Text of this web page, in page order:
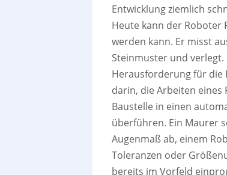
Entwicklung ziemlich
Heute kann der Roboter
werden kann. Er misst
Steinmuster und
Herausforderung für die
darin, die Arbeiten eines
Baustelle in einen
überführen. Ein Maurer
Augenmaß ab, einem
Toleranzen oder
bereits im Vorfeld